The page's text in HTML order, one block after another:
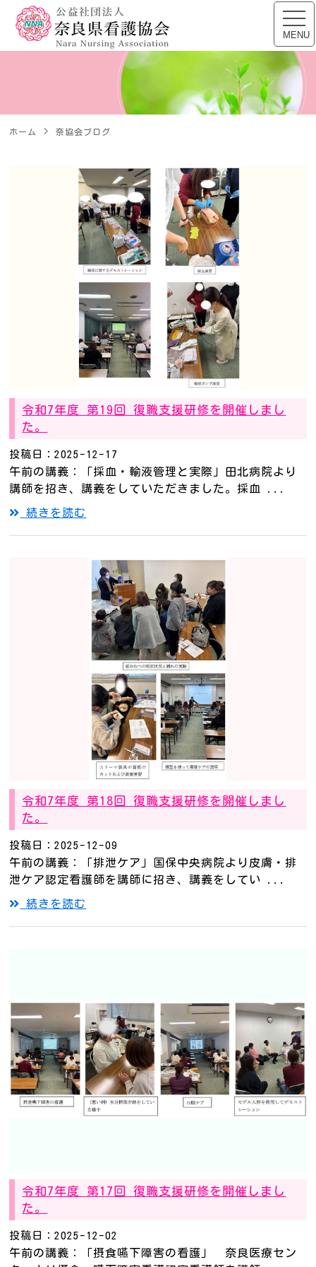
公益社団法人 奈良県看
MENU
ホーム 奈協会ブログ
令和7年度 第19回 復職支援研修を開催しまし
た。
投稿日：2025-12-17
午前の講義：「採血・輸液管理と実際」田北病院より
講師を招き、講義をしていただきました。採血 ...
続きを読む
令和7年度 第18回 復職支援研修を開催しまし
た。
投稿日：2025-12-09
午前の講義：「排泄ケア」国保中央病院より皮膚・排
泄ケア認定看護師を講師に招き、講義をしてい ...
続きを読む
令和7年度 第17回 復職支援研修を開催しまし
た。
投稿日：2025-12-02
午前の講義：「摂食嚥下障害の看護」 奈良医療セン